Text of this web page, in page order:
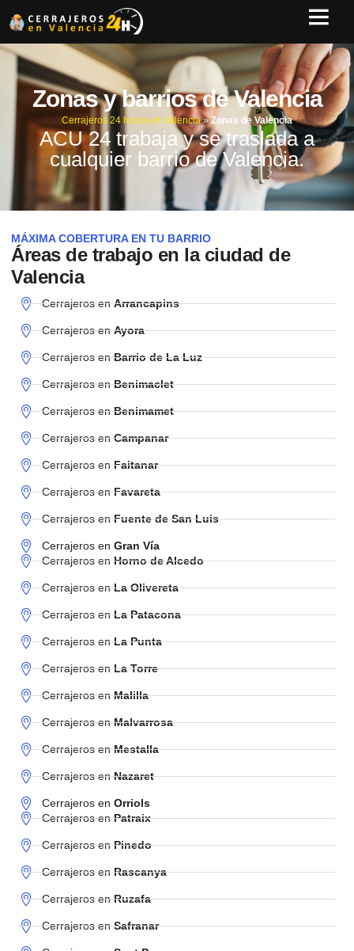
Zonas y barrios de Valencia
Cerrajeros 24 horas en Valencia»Zonas de Valencia
ACU 24 trabaja y se traslada a
cualquier barrio de Valencia.
MÁXIMA COBERTURA EN TU BARRIO
Áreas de trabajo en la ciudad de
Valencia
Cerrajeros enArrancapins
Cerrajeros enAyora
Cerrajeros enBarrio de La Luz
Cerrajeros enBenimaclet
Cerrajeros enBenimamet
Cerrajeros enCampanar
Cerrajeros enFaitanar
Cerrajeros enFavareta
Cerrajeros enFuente de San Luis
Cerrajeros en Gran Vía
Cerrajeros enHorno de Alcedo
Cerrajeros enLa Olivereta
Cerrajeros enLa Patacona
Cerrajeros enLa Punta
Cerrajeros enLa Torre
Cerrajeros enMalilla
Cerrajeros enMalvarrosa
Cerrajeros enMestalla
Cerrajeros enNazaret
Cerrajeros en Orriols
Cerrajeros enPatraix
Cerrajeros enPinedo
Cerrajeros enRascanya
Cerrajeros enRuzafa
Cerrajeros enSafranar